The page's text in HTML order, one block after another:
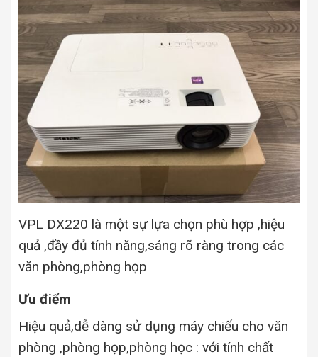
VPL DX220 là một sự lựa chọn phù hợp ,hiệu
quả ,đầy đủ tính năng,sáng rõ ràng trong các
văn phòng,phòng họp
Ưu điểm
Hiệu quả,dễ dàng sử dụng máy chiếu cho văn
phòng ,phòng họp,phòng học : với tính chất